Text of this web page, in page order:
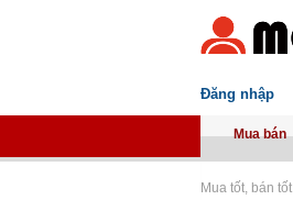
Đăng nhập
Mua bán
Mua tốt, bán tốt